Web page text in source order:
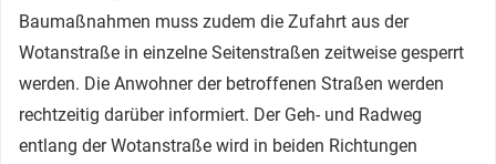
Baumaßnahmen muss zudem die Zufahrt aus der
Wotanstraße in einzelne Seitenstraßen zeitweise gesperrt
werden. Die Anwohner der betroffenen Straßen werden
rechtzeitig darüber informiert. Der Geh- und Radweg
entlang der Wotanstraße wird in beiden Richtungen